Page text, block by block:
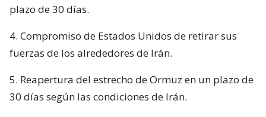
plazo de 30 días.
4. Compromiso de Estados Unidos de retirar sus
fuerzas de los alrededores de Irán.
5. Reapertura del estrecho de Ormuz en un plazo de
30 días según las condiciones de Irán.